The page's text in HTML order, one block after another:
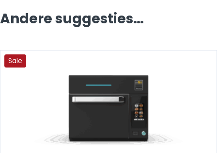
Andere suggesties…
Sale